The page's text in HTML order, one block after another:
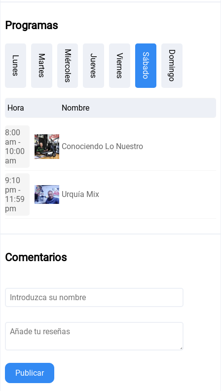
Programas
Lunes Martes Miércoles Jueves Viernes Sábado Domingo
Hora Nombre
8:00
am -
10:00
am
Conociendo Lo Nuestro
9:10
pm -
11:59
pm
Urquía Mix
Comentarios
Publicar